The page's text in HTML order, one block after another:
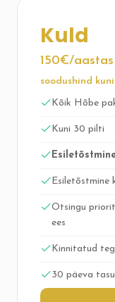
Kuld
150€/aastas
soodushind
Kõik Hõbe
Kuni 30 pilti
Esiletõstmine
Otsingu
ees
Kinnitatud
30 päeva